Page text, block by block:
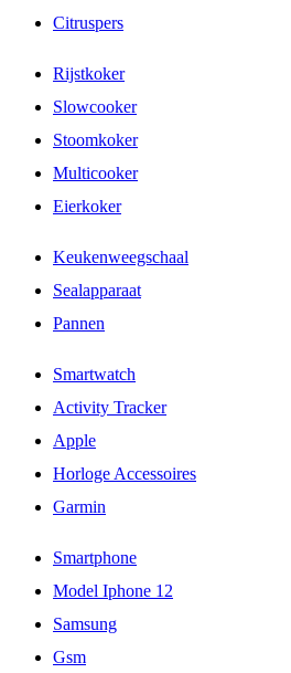
Citruspers
Rijstkoker
Slowcooker
Stoomkoker
Multicooker
Eierkoker
Keukenweegschaal
Sealapparaat
Pannen
Smartwatch
Activity Tracker
Apple
Horloge Accessoires
Garmin
Smartphone
Model Iphone 12
Samsung
Gsm